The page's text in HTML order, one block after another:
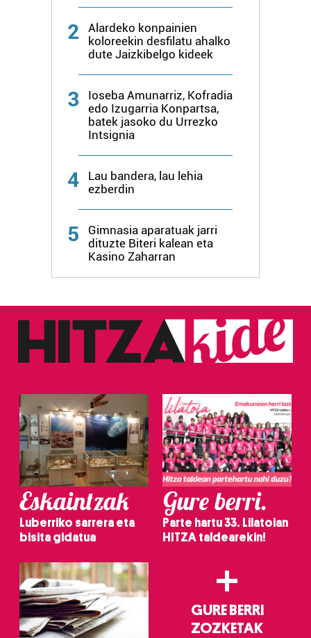
2
Alardeko konpainien
koloreekin desfilatu ahalko
dute Jaizkibelgo kideek
3
Ioseba Amunarriz, Kofradia
edo Izugarria Konpartsa,
batek jasoko du Urrezko
Intsignia
4
Lau bandera, lau lehia
ezberdin
5
Gimnasia aparatuak jarri
dituzte Biteri kalean eta
Kasino Zaharran
Eskaintzak
Luberriko sarrera eta
bisita gidatua
Gure berri.
Parte hartu 33. Lilatoian
HITZA taldearekin!
+
GURE BERRI
ZOZKETAK